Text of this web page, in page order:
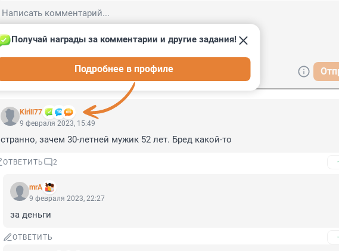
Kirill77
Получай награды за комментарии и другие задания!
Подробнее в профиле
9 февраля 2023, 15:49
странно, зачем 30-летней мужик 52 лет. Бред какой-то
ОТВЕТИТЬ 2
mrA
9 февраля 2023, 22:27
за деньги
ОТВЕТИТЬ